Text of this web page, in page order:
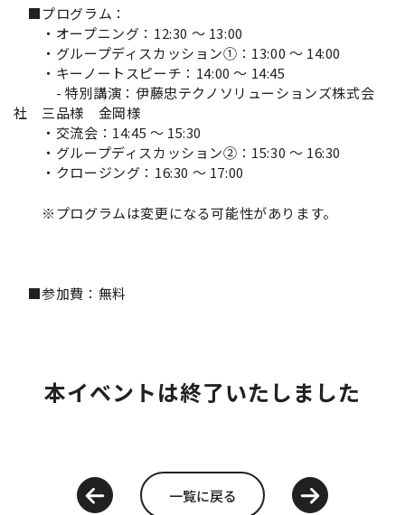
■プログラム：
・オープニング：12:30 ～ 13:00
・グループディスカッション①：13:00 ～ 14:00
・キーノートスピーチ：14:00 ～ 14:45
- 特別講演：伊藤忠テクノソリューションズ株式会
社 三品様 金岡様
・交流会：14:45 ～ 15:30
・グループディスカッション②：15:30 ～ 16:30
・クロージング：16:30 ～ 17:00
※プログラムは変更になる可能性があります。
■参加費：無料
本イベントは終了いたしました
一覧に戻る